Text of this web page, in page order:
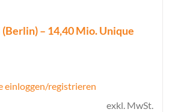
(Berlin) – 14,40 Mio. Unique
einloggen/registrieren
exkl. MwSt.